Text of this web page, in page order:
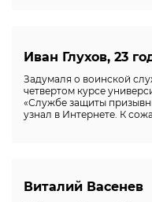
Иван Глухов, 23
Задумаля о воинской
четвертом курсе
«Службе защиты
узнал в Интернете. К
Виталий Васенев